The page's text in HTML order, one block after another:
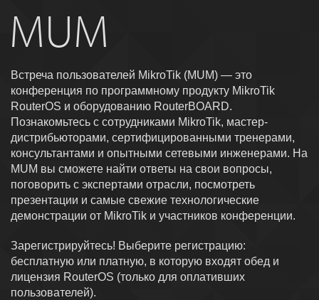
MUM
Встреча пользователей MikroTik (MUM) — это
конференция по программному продукту MikroTik
RouterOS и оборудованию RouterBOARD.
Познакомьтесь с сотрудниками MikroTik, мастер-
дистрибьюторами, сертифицированными тренерами,
консультантами и опытными сетевыми инженерами. На
MUM вы сможете найти ответы на свои вопросы,
поговорить с экспертами отрасли, посмотреть
презентации и самые свежие технологические
демонстрации от MikroTik и участников конференции.
Зарегистрируйтесь! Выберите регистрацию:
бесплатную или платную, в которую входят обед и
лицензия RouterOS (только для оплативших
пользователей).